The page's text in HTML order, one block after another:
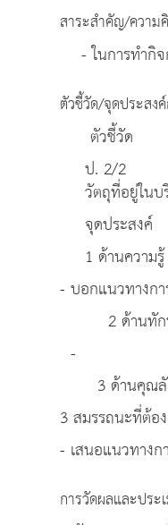
สาระสำคัญ/ความ
- ในการทำกิ
ตัวชี้วัด/จุดประสง
ตัวชี้วัด
ป. 2/2 ตระ
วัตถุที่อยู่
จุดประสงค์
1 ด้านความ
- บอกแนวทางก
2 ด้านทักษ
-
3 ด้านคุณลัก
3 สมรรถนะที่ต้อ
- เสนอแนวทางก
การวัดผลและประ